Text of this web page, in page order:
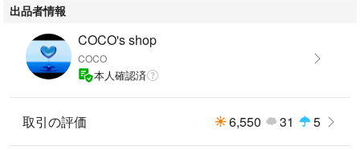
出品者情報
COCO's shop
COCO
本人確認済
取引の評価 6,550 31 5